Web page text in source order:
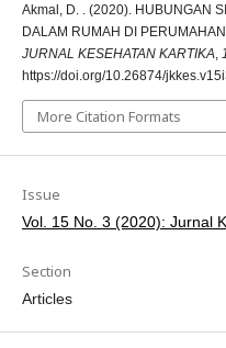
Akmal, D. . (2020). HUBUNGAN
DALAM RUMAH DI
JURNAL KESEHATAN KARTIKA,
https://doi.org/10.26874/
More Citation Formats
Issue
Vol. 15 No. 3 (2020): Jurnal
Section
Articles